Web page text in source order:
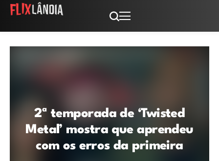
2ª temporada de ‘Twisted
Metal’ mostra que aprendeu
com os erros da primeira